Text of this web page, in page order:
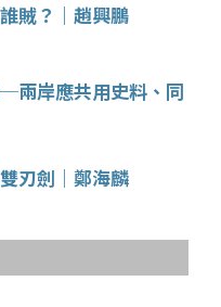
賊？｜趙興鵬
兩岸應共用史料、同
刃劍｜鄭海麟